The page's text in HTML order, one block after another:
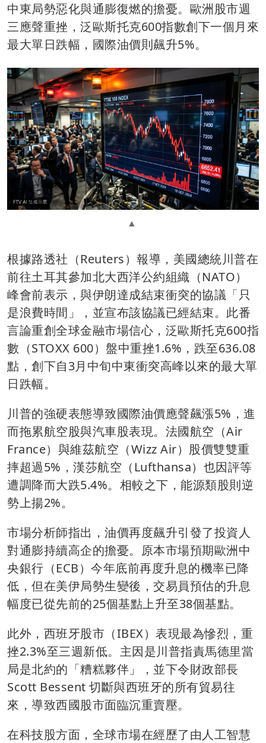
中東局勢惡化與通膨復燃的擔憂。歐洲股市週
三應聲重挫，泛歐斯托克600指數創下一個月來
最大單日跌幅，國際油價則飆升5%。
根據路透社（Reuters）報導，美國總統川普在
前往土耳其參加北大西洋公約組織（NATO）
峰會前表示，與伊朗達成結束衝突的協議「只
是浪費時間」，並宣布該協議已經結束。此番
言論重創全球金融市場信心，泛歐斯托克600指
數（STOXX 600）盤中重挫1.6%，跌至636.08
點，創下自3月中旬中東衝突高峰以來的最大單
日跌幅。
川普的強硬表態導致國際油價應聲飆漲5%，進
而拖累航空股與汽車股表現。法國航空（Air
France）與維茲航空（Wizz Air）股價雙雙重
摔超過5%，漢莎航空（Lufthansa）也因評等
遭調降而大跌5.4%。相較之下，能源類股則逆
勢上揚2%。
市場分析師指出，油價再度飆升引發了投資人
對通膨持續高企的擔憂。原本市場預期歐洲中
央銀行（ECB）今年底前再度升息的機率已降
低，但在美伊局勢生變後，交易員預估的升息
幅度已從先前的25個基點上升至38個基點。
此外，西班牙股市（IBEX）表現最為慘烈，重
挫2.3%至三週新低。主因是川普指責馬德里當
局是北約的「糟糕夥伴」，並下令財政部長
Scott Bessent 切斷與西班牙的所有貿易往
來，導致西國股市面臨沉重賣壓。
在科技股方面，全球市場在經歷了由人工智慧